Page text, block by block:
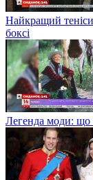
Найкращий
боксі
Легенда моди: що